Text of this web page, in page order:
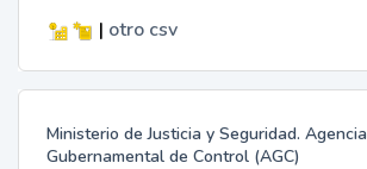
| otro csv
Ministerio de Justicia y Seguridad. Agencia
Gubernamental de Control (AGC)